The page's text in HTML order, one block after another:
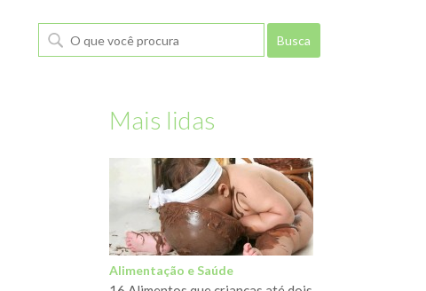
Mais lidas
Alimentação e Saúde